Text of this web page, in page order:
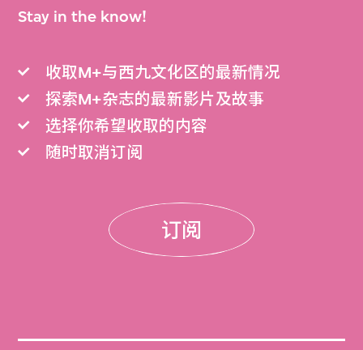
Stay in the know!
收取M+与西九文化区的最新情况
探索M+杂志的最新影片及故事
选择你希望收取的内容
随时取消订阅
订阅